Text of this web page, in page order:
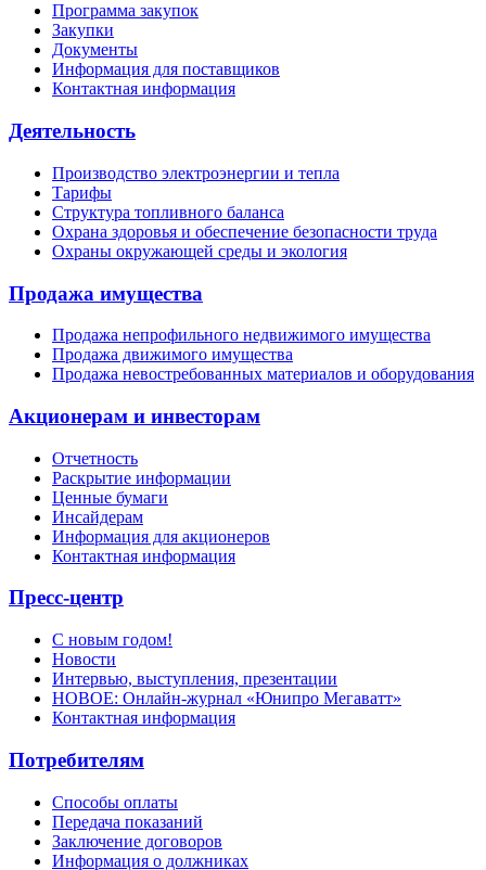
Программа закупок
Закупки
Документы
Информация для поставщиков
Контактная информация
Деятельность
Производство электроэнергии и тепла
Тарифы
Структура топливного баланса
Охрана здоровья и обеспечение безопасности труда
Охраны окружающей среды и экология
Продажа имущества
Продажа непрофильного недвижимого имущества
Продажа движимого имущества
Продажа невостребованных материалов и оборудования
Акционерам и инвесторам
Отчетность
Раскрытие информации
Ценные бумаги
Инсайдерам
Информация для акционеров
Контактная информация
Пресс-центр
С новым годом!
Новости
Интервью, выступления, презентации
НОВОЕ: Онлайн-журнал «Юнипро Мегаватт»
Контактная информация
Потребителям
Способы оплаты
Передача показаний
Заключение договоров
Информация о должниках